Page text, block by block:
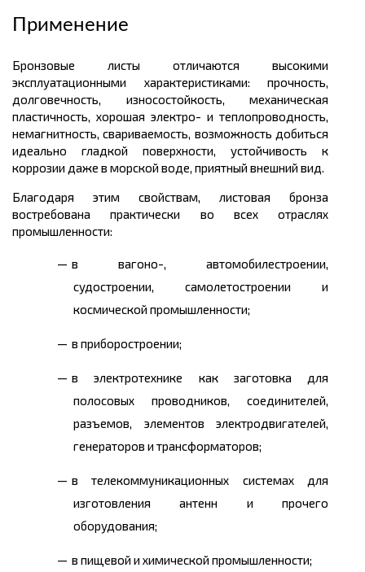
Применение
Бронзовые листы отличаются высокими
эксплуатационными характеристиками: прочность,
долговечность, износостойкость, механическая
пластичность, хорошая электро- и теплопроводность,
немагнитность, свариваемость, возможность добиться
идеально гладкой поверхности, устойчивость к
коррозии даже в морской воде, приятный внешний вид.
Благодаря этим свойствам, листовая бронза
востребована практически во всех отраслях
промышленности:
в вагоно-, автомобилестроении,
судостроении, самолетостроении и
космической промышленности;
в приборостроении;
в электротехнике как заготовка для
полосовых проводников, соединителей,
разъемов, элементов электродвигателей,
генераторов и трансформаторов;
в телекоммуникационных системах для
изготовления антенн и прочего
оборудования;
в пищевой и химической промышленности;